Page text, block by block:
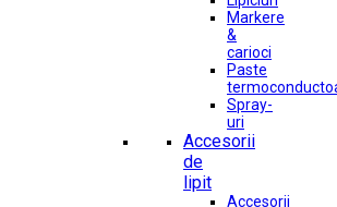
Markere
&
carioci
Paste
Spray-
uri
Accesorii
de
lipit
Accesorii